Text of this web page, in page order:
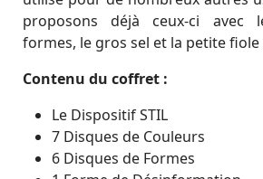
proposons déjà ceux-ci avec
formes, le gros sel et la petite fiole
Contenu du coffret :
Le Dispositif STIL
7 Disques de Couleurs
6 Disques de Formes